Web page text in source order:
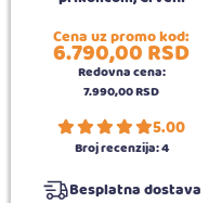
Cena uz promo kod:
6.790,00RSD
Redovna cena:
7.990,00RSD
5.00
Broj recenzija:4
Besplatna dostava